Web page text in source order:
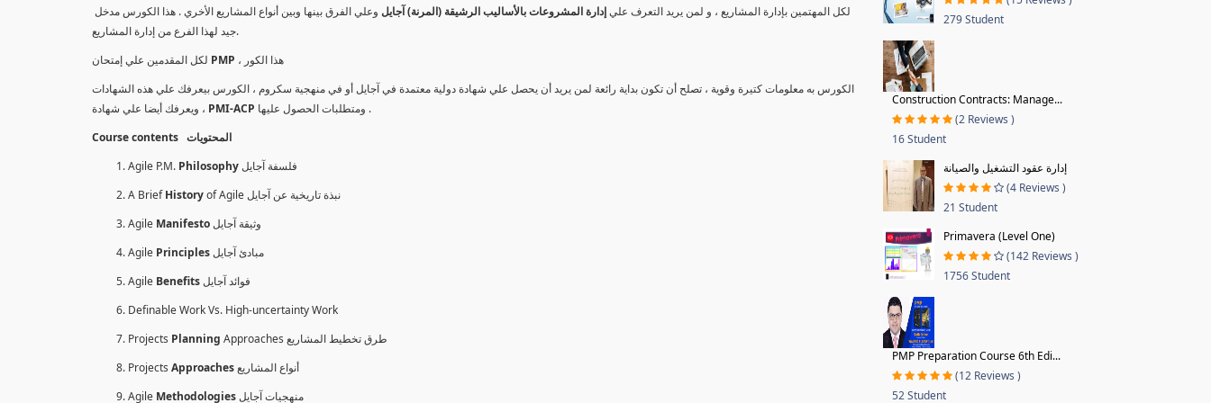
لكل المهتمين بإدارة المشاريع ، و لمن يريد التعرف عليإدارة المشروعات بالأساليب الرشيقة (المرنة) آجايل وعلي الفرق بينها وبين أنواع المشاريع الأخري . هذا الكورس مدخل
جيد لهذا الفرع من إدارة المشاريع.
PMP
، هذا الكور
الكورس به معلومات كتيرة وقوية ، تصلح أن تكون بداية رائعة لمن يريد أن يحصل علي شهادة دولية معتمدة في آجايل أو في منهجية سكروم ، الكورس بيعرفك علي هذه الشهادات
PMI-ACP
ومتطلبات الحصول عليها .
Agile P.M. Philosophyفلسفة آجايل
A BriefHistory
of Agile نبذة تاريخية عن آجايل
Agile Manifestoوثيقة آجايل
Agile Principlesمبادئ آجايل
Agile Benefitsفوائد آجايل
Definable Work Vs. High-uncertainty Work
Projects Planning
Approaches طرق تخطيط المشاريع
Projects Approachesأنواع المشاريع
Agile Methodologiesمنهجيات آجايل
279 Student
Construction Contracts: Manage...
(2 Reviews )
16 Student
إدارة عقود التشغيل والصيانة
(4 Reviews )
21 Student
Primavera (Level One)
(142 Reviews )
1756 Student
PMP Preparation Course 6th Edi...
(12 Reviews )
52 Student